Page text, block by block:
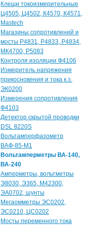
Клещи токоизмерительные
Ц4505, Ц4502, К4570, К4571,
Мastech
Магазины сопротивлений и
мосты Р4831, Р4833, Р4834,
МК4700, Р5083
Контроля изоляции Ф4106
Измеритель напряжения
прикосновения и тока к.з.
ЭК0200
Измерения сопротивления
Ф4103
Детектор скрытой проводки
DSL 8220S
Вольтамперфазометр
ВАФ-85-М1
Вольтамперметры ВА-140,
ВА-240
Амперметры, вольтметры
Э8030, Э365, М42300,
ЭА0702, шунты
Мегаомметры ЭС0202,
ЭС0210, ЦС0202
Мосты переменного тока